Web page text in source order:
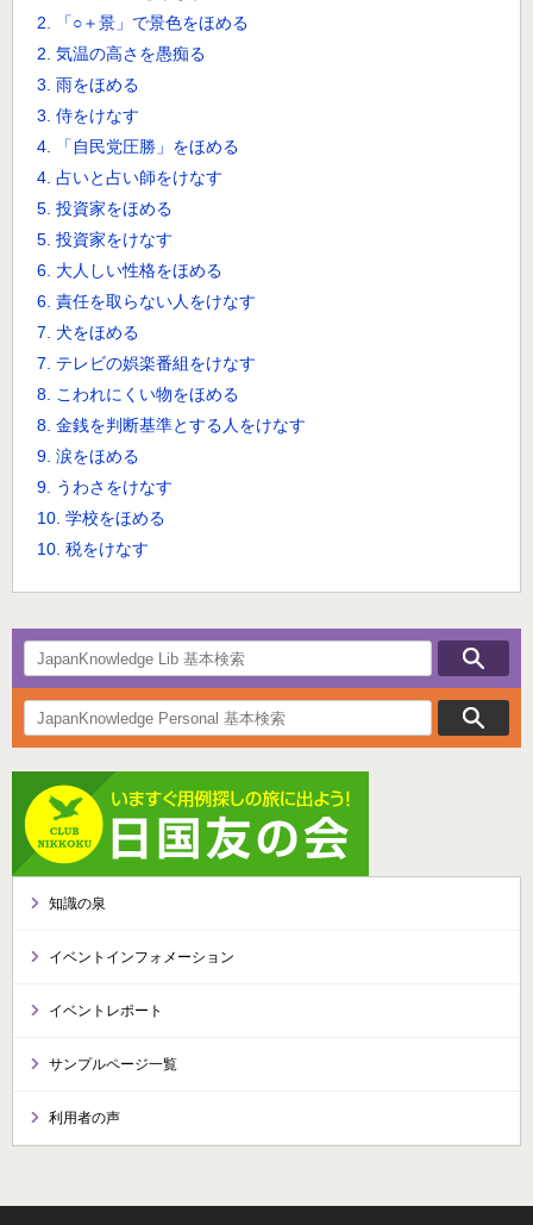
2. 「○＋景」で景色をほめる
2. 気温の高さを愚痴る
3. 雨をほめる
3. 侍をけなす
4. 「自民党圧勝」をほめる
4. 占いと占い師をけなす
5. 投資家をほめる
5. 投資家をけなす
6. 大人しい性格をほめる
6. 責任を取らない人をけなす
7. 犬をほめる
7. テレビの娯楽番組をけなす
8. こわれにくい物をほめる
8. 金銭を判断基準とする人をけなす
9. 涙をほめる
9. うわさをけなす
10. 学校をほめる
10. 税をけなす
知識の泉
イベントインフォメーション
イベントレポート
サンプルページ一覧
利用者の声